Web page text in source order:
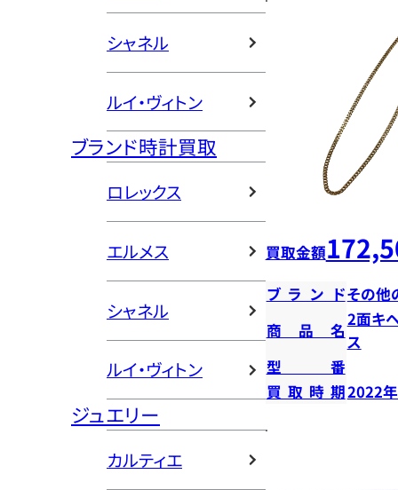
シャネル
ルイ・ヴィトン
ブランド時計買取
ロレックス
エルメス
シャネル
ルイ・ヴィトン
ジュエリー
カルティエ
買取金額
ブランドその他
商品名
2面キ
ス
型番
買取時期2022